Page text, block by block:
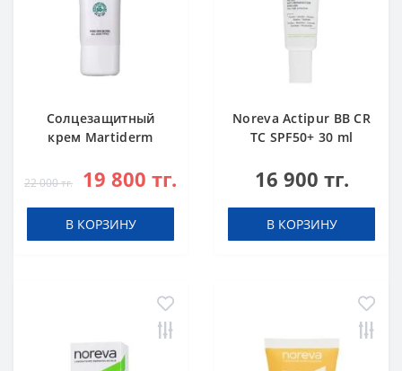
Cолцезащитный
крем Martiderm
SPF50+ 40 мл
22 000 тг. 19 800 тг.
В КОРЗИНУ
Noreva Actipur BB CR
TC SPF50+ 30 ml
16 900 тг.
В КОРЗИНУ